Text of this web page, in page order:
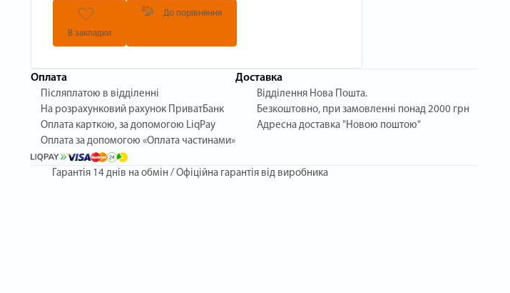
В закладки
До порівняння
Оплата
Післяплатою в відділенні
На розрахунковий рахунок ПриватБанк
Оплата карткою, за допомогою LiqPay
Оплата за допомогою «Оплата частинами»
Доставка
Відділення Нова Пошта.
Безкоштовно, при замовленні понад 2000 грн
Адресна доставка "Новою поштою"
Гарантія 14 днів на обмін / Офіційна гарантія від виробника